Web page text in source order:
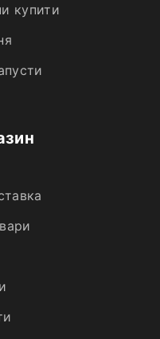
купити